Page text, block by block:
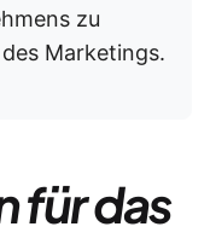
zu
Marketings.
für das